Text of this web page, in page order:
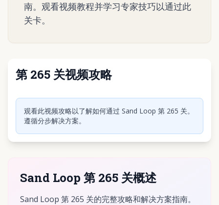
南。观看视频教程并学习专家技巧以通过此
关卡。
第 265 关视频攻略
点击播放视频
观看此视频攻略以了解如何通过 Sand Loop 第 265 关。
遵循分步解决方案。
Sand Loop 第 265 关概述
Sand Loop 第 265 关的完整攻略和解决方案指南。